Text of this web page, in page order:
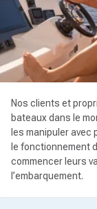
Nos clients et
bateaux dans le
les manipuler avec
le fonctionnement
commencer leurs
l’embarquement.